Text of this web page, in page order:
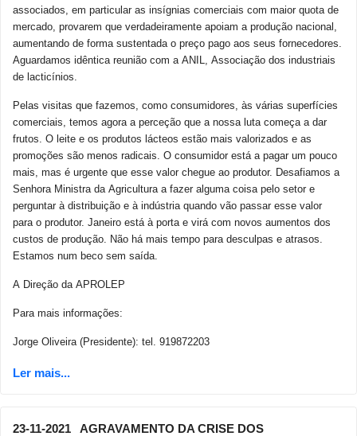
associados, em particular as insígnias comerciais com maior quota de
mercado, provarem que verdadeiramente apoiam a produção nacional,
aumentando de forma sustentada o preço pago aos seus fornecedores.
Aguardamos idêntica reunião com a ANIL, Associação dos industriais
de lacticínios.
Pelas visitas que fazemos, como consumidores, às várias superfícies
comerciais, temos agora a perceção que a nossa luta começa a dar
frutos. O leite e os produtos lácteos estão mais valorizados e as
promoções são menos radicais. O consumidor está a pagar um pouco
mais, mas é urgente que esse valor chegue ao produtor. Desafiamos a
Senhora Ministra da Agricultura a fazer alguma coisa pelo setor e
perguntar à distribuição e à indústria quando vão passar esse valor
para o produtor. Janeiro está à porta e virá com novos aumentos dos
custos de produção. Não há mais tempo para desculpas e atrasos.
Estamos num beco sem saída.
A Direção da APROLEP
Para mais informações:
Jorge Oliveira (Presidente): tel. 919872203
23-11-2021 AGRAVAMENTO DA CRISE DOS